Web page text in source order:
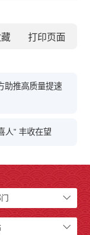
助推高质量提速
人” 丰收在望